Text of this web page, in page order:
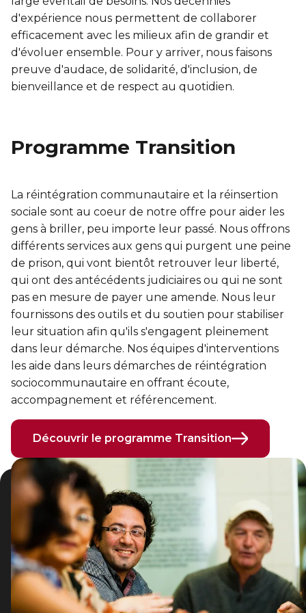
Entraînement privé
Activités et sports au gymnase
Sports pour enfants
Tennis Victoria (Québec)
ACTIVITÉS AQUATIQUES
Cours de natation pour enfants
Cours de natation pour adultes
Cours d'aquaforme
Longueurs et bain libres
Sauvetage
FORFAITS FAMILLE, ÉCOLE ET ENTREPRISE
Hébergement et location d'équipements
Transition primaire-secondaire
ENGAGEMENT ET LEADERSHIP
Coop d'initiation à l'entrepreneuriat collectif
Voir tout
SPORTS
Cours de natation pour enfants
Sports pour enfants
ÉCHANGES CULTURELS
Zone accueil et découverte (ZAD)
Trouver une Zone jeunesse
En sortant de détention
Voir tout
HÉBERGEMENT TEMPORAIRE
Résidence YMCA Port-Royal
d'expérience nous permettent de collaborer
efficacement avec les milieux afin de grandir et
d'évoluer ensemble. Pour y arriver, nous faisons
preuve d'audace, de solidarité, d'inclusion, de
bienveillance et de respect au quotidien.
Programme Transition
La réintégration communautaire et la réinsertion
sociale sont au coeur de notre offre pour aider les
gens à briller, peu importe leur passé. Nous offrons
différents services aux gens qui purgent une peine
de prison, qui vont bientôt retrouver leur liberté,
qui ont des antécédents judiciaires ou qui ne sont
pas en mesure de payer une amende. Nous leur
fournissons des outils et du soutien pour stabiliser
leur situation afin qu'ils s'engagent pleinement
dans leur démarche. Nos équipes d'interventions
les aide dans leurs démarches de réintégration
sociocommunautaire en offrant écoute,
accompagnement et référencement.
Découvrir le programme Transition